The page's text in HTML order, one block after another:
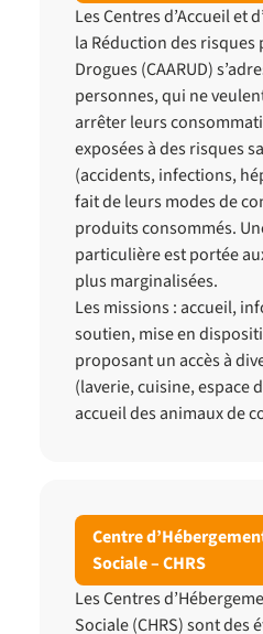
Les Centres d’Accueil et
la Réduction des risques
Drogues (CAARUD)
personnes, qui ne
arrêter leurs
exposées à des risques
(accidents, infections,
fait de leurs modes de
produits consommés.
particulière est portée
plus marginalisées.
Les missions : accueil,
soutien, mise en
proposant un accès à
(laverie, cuisine, espace
accueil des animaux de
Centre
Sociale – CHRS
Les Centres
Sociale (CHRS) sont des